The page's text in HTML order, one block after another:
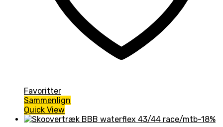
Favoritter
Sammenlign
Quick View
-18%